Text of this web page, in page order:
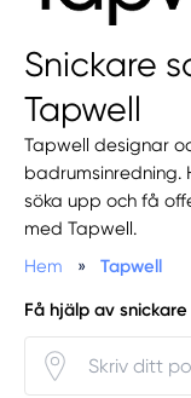
Snickare
Tapwell
Tapwell designar
badrumsinredning.
söka upp och få
med Tapwell.
Hem
» Tapwell
Få hjälp av snickare